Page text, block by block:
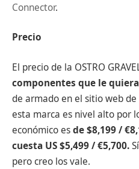
Connector.
Precio
El precio de la OSTRO
componentes que le
de armado en el sitio web de
esta marca es nivel alto por
económico esde $8,199 /
cuesta US $5,499 / €5,700.
pero creo los vale.